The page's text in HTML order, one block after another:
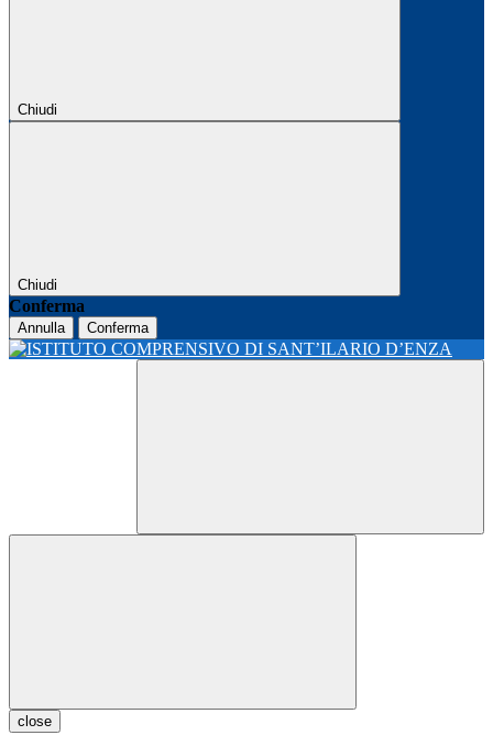
Chiudi
Chiudi
Conferma
Annulla Conferma
close